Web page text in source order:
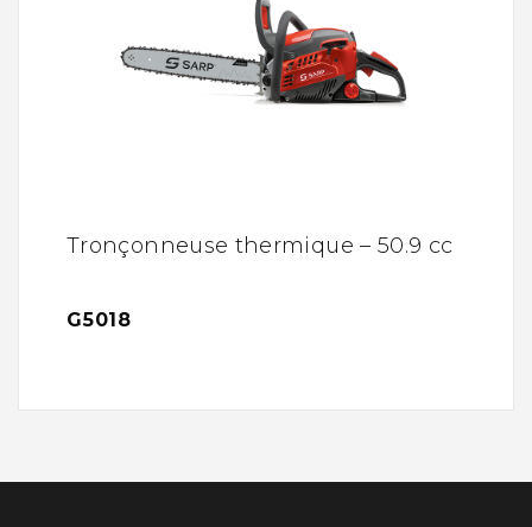
Tronçonneuse thermique – 50.9 cc
G5018